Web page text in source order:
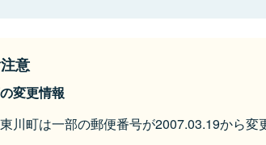
意
変更情報
川町は一部の郵便番号が2007.03.19から変